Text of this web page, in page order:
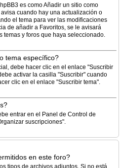
es como Añadir un sitio como
cuando hay una actualización o
el tema para ver las modificaciones
de añadir a Favoritos, se le avisará
temas y foros que haya seleccionado.
tema específico?
debe hacer clic en el enlace "Suscribir
activar la casilla "Suscribir" cuando
clic en el enlace "Suscribir tema".
entrar en el Panel de Control de
suscripciones".
en este foro?
tipos de archivos adjuntos. Si no está